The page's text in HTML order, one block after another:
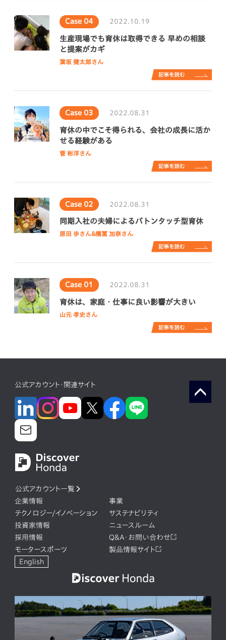
Case 04 2022.10.19
生産現場でも育休は取得できる 早めの相談
と提案がカギ
葉坂 健太郎さん
Case 03 2022.08.31
育休の中でこそ得られる、会社の成長に活か
せる経験がある
菅 彬洋さん
Case 02 2022.08.31
同期入社の夫婦によるバトンタッチ型育休
原田 歩さん&橋冨 加奈さん
Case 01 2022.08.31
育休は、家庭・仕事に良い影響が大きい
山元 孝史さん
公式アカウント・関連サイト
公式アカウント一覧
企業情報
事業
テクノロジー/イノベーション
サステナビリティ
投資家情報
ニュースルーム
採用情報
Q&A・お問い合わせ
モータースポーツ
製品情報サイト
English